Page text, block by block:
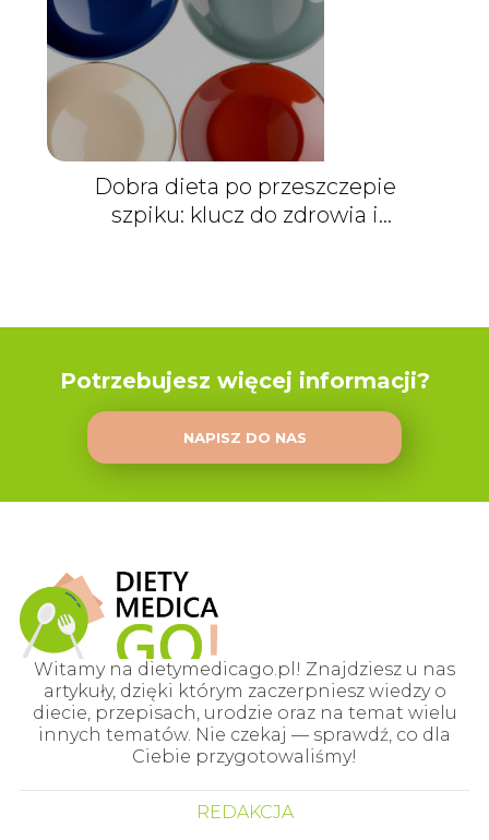
Dobra dieta po przeszczepie
szpiku: klucz do zdrowia i
Potrzebujesz więcej informacji?
NAPISZ DO NAS
Witamy na dietymedicago.pl! Znajdziesz u nas
artykuły, dzięki którym zaczerpniesz wiedzy o
diecie, przepisach, urodzie oraz na temat wielu
innych tematów. Nie czekaj — sprawdź, co dla
Ciebie przygotowaliśmy!
REDAKCJA